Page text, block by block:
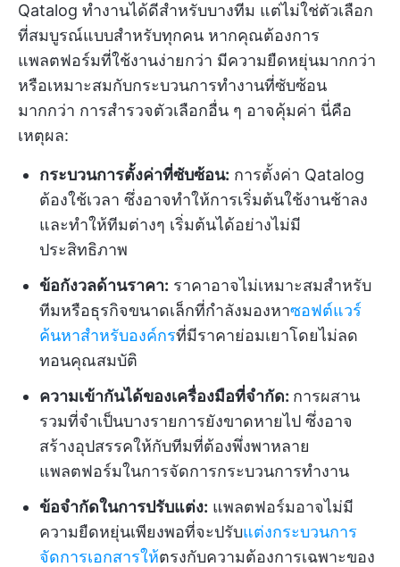
Qatalog ทำงานได้ดีสำหรับบางทีม แต่ไม่ใช่ตัวเลือก
ที่สมบูรณ์แบบสำหรับทุกคน หากคุณต้องการ
แพลตฟอร์มที่ใช้งานง่ายกว่า มีความยืดหยุ่นมากกว่า
หรือเหมาะสมกับกระบวนการทำงานที่ซับซ้อน
มากกว่า การสำรวจตัวเลือกอื่น ๆ อาจคุ้มค่า นี่คือ
เหตุผล:
กระบวนการตั้งค่าที่ซับซ้อน: การตั้งค่า Qatalog
ต้องใช้เวลา ซึ่งอาจทำให้การเริ่มต้นใช้งานช้าลง
และทำให้ทีมต่างๆ เริ่มต้นได้อย่างไม่มี
ประสิทธิภาพ
ข้อกังวลด้านราคา: ราคาอาจไม่เหมาะสมสำหรับ
ทีมหรือธุรกิจขนาดเล็กที่กำลังมองหาซอฟต์แวร์
ค้นหาสำหรับองค์กรที่มีราคาย่อมเยาโดยไม่ลด
ทอนคุณสมบัติ
ความเข้ากันได้ของเครื่องมือที่จำกัด: การผสาน
รวมที่จำเป็นบางรายการยังขาดหายไป ซึ่งอาจ
สร้างอุปสรรคให้กับทีมที่ต้องพึ่งพาหลาย
แพลตฟอร์มในการจัดการกระบวนการทำงาน
ข้อจำกัดในการปรับแต่ง: แพลตฟอร์มอาจไม่มี
ความยืดหยุ่นเพียงพอที่จะปรับแต่งกระบวนการ
จัดการเอกสารให้ตรงกับความต้องการเฉพาะของ